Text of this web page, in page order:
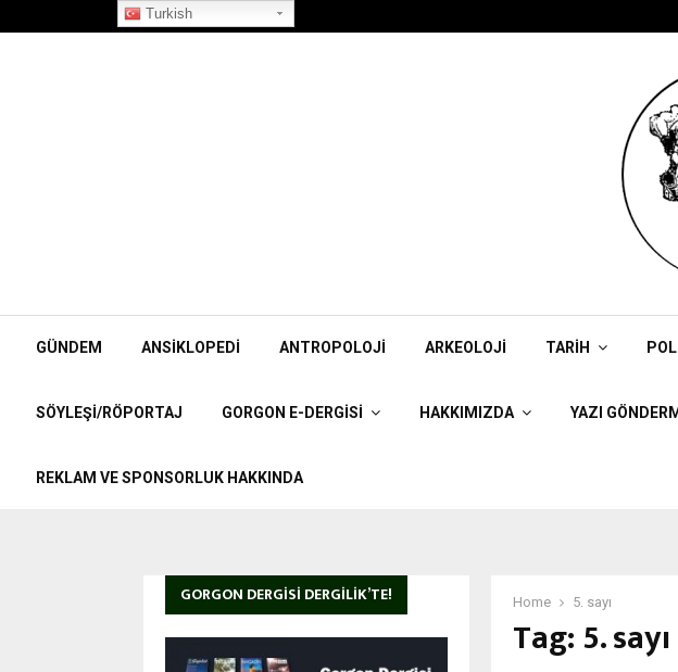
”Korpiklaani” Röportajı
GÜNDEM ANSIKLOPEDI ANTROPOLOJI ARKEOLOJI TARIH
SÖYLEŞI/RÖPORTAJ GORGON E-DERGISI HAKKIMIZDA YAZI
REKLAM VE SPONSORLUK HAKKINDA
Home 5. sayı
Tag:5. sayı
GORGON DERGISI DERGILIK’TE!
Turkish